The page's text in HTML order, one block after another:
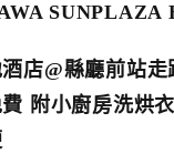
SUNPLAZA
店@縣廳前站
費 附小廚房洗烘